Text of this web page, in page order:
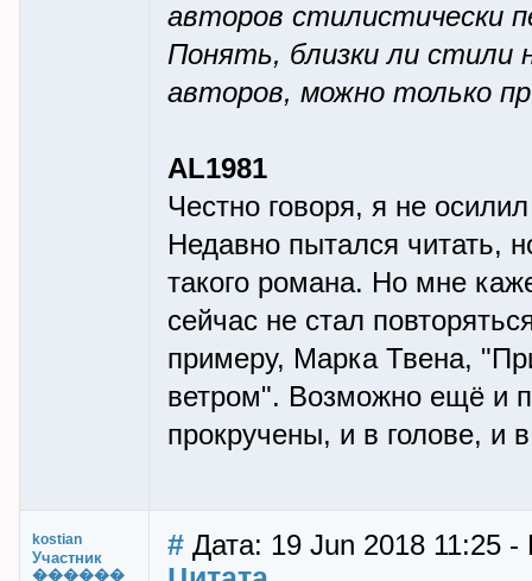
авторов стилистически
Понять, близки ли стили
авторов, можно только
AL1981
Честно говоря, я не
Недавно пытался читать,
такого романа. Но мне
сейчас не стал
примеру, Марка Твена,
ветром". Возможно ещё и
прокручены, и в голове, и
kostian
Участник
������
# Дата: 19 Jun 2018 11:25